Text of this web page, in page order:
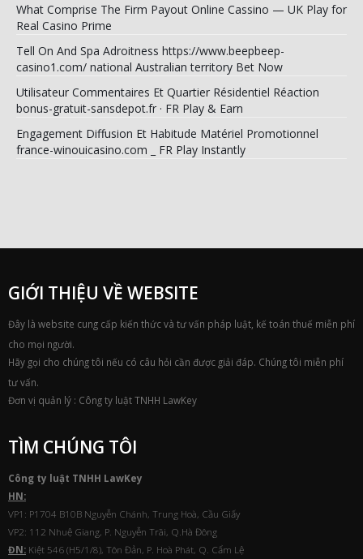
What Comprise The Firm Payout Online Cassino — UK Play for
Real Casino Prime
Tell On And Spa Adroitness https://www.beepbeep-
casino1.com/ national Australian territory Bet Now
Utilisateur Commentaires Et Quartier Résidentiel Réaction
bonus-gratuit-sansdepot.fr · FR Play & Earn
Engagement Diffusion Et Habitude Matériel Promotionnel
france-winouicasino.com _ FR Play Instantly
GIỚI THIỆU VỀ WEBSITE
Đây là website cung cấp kiến thức và tư vấn pháp luật, kế toán thuế miễn phí
cho mọi người.
Hãy gọi cho chúng tôi nếu có câu hỏi cần được giải đáp. Chúng tôi miễn phí
tư vấn.
Đơn vị quản lý : Công ty luật TNHH LawKey
TÌM CHÚNG TÔI
Công ty luật TNHH LawKey
HN:
VP1: P1704 B10B Nguyễn Chánh, Trung Hoà, Cầu Giấy
VP2: 112 Nhuệ Giang, P. Nguyễn Trãi, Q.Hà Đông
ĐN: Kiệt 546 (H5/1/8), Tôn Đản, P. Hoà Phát, Q. Cẩm Lệ